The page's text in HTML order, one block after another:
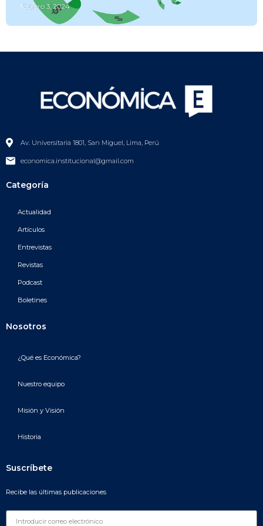
febrero 3, 2024
Av. Universitaria 1801, San Miguel, Lima, Perú
economica.institucional@gmail.com
Categoría
Actualidad
Artículos
Entrevistas
Revistas
Podcast
Boletines
Nosotros
¿Qué es Económica?
Nuestro equipo
Misión y Visión
Historia
Suscríbete
Recibe las últimas publicaciones